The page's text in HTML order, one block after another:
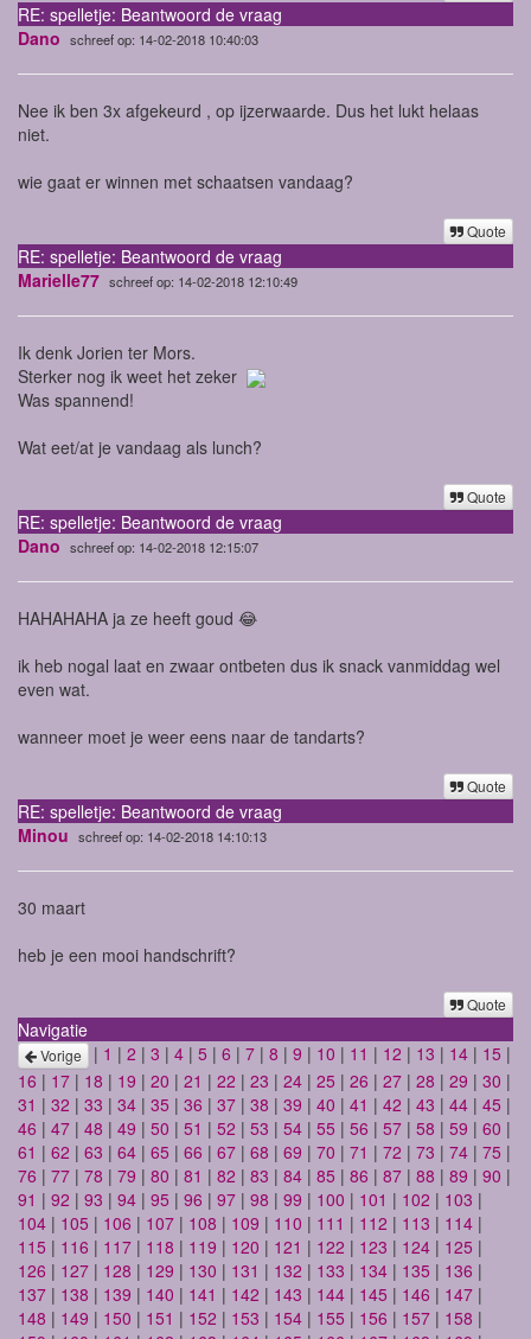
RE: spelletje: Beantwoord de vraag
Dano schreef op: 14-02-2018 10:40:03
Nee ik ben 3x afgekeurd , op ijzerwaarde. Dus het lukt helaas
niet.
wie gaat er winnen met schaatsen vandaag?
Quote
RE: spelletje: Beantwoord de vraag
Marielle77 schreef op: 14-02-2018 12:10:49
Ik denk Jorien ter Mors.
Sterker nog ik weet het zeker
Was spannend!
Wat eet/at je vandaag als lunch?
Quote
RE: spelletje: Beantwoord de vraag
Dano schreef op: 14-02-2018 12:15:07
HAHAHAHA ja ze heeft goud 😂
ik heb nogal laat en zwaar ontbeten dus ik snack vanmiddag wel
even wat.
wanneer moet je weer eens naar de tandarts?
Quote
RE: spelletje: Beantwoord de vraag
Minou schreef op: 14-02-2018 14:10:13
30 maart
heb je een mooi handschrift?
Quote
Navigatie
Vorige | 1 | 2 | 3 | 4 | 5 | 6 | 7 | 8 | 9 | 10 | 11 | 12 | 13 | 14 | 15 |
16 | 17 | 18 | 19 | 20 | 21 | 22 | 23 | 24 | 25 | 26 | 27 | 28 | 29 | 30 |
31 | 32 | 33 | 34 | 35 | 36 | 37 | 38 | 39 | 40 | 41 | 42 | 43 | 44 | 45 |
46 | 47 | 48 | 49 | 50 | 51 | 52 | 53 | 54 | 55 | 56 | 57 | 58 | 59 | 60 |
61 | 62 | 63 | 64 | 65 | 66 | 67 | 68 | 69 | 70 | 71 | 72 | 73 | 74 | 75 |
76 | 77 | 78 | 79 | 80 | 81 | 82 | 83 | 84 | 85 | 86 | 87 | 88 | 89 | 90 |
91 | 92 | 93 | 94 | 95 | 96 | 97 | 98 | 99 | 100 | 101 | 102 | 103 |
104 | 105 | 106 | 107 | 108 | 109 | 110 | 111 | 112 | 113 | 114 |
115 | 116 | 117 | 118 | 119 | 120 | 121 | 122 | 123 | 124 | 125 |
126 | 127 | 128 | 129 | 130 | 131 | 132 | 133 | 134 | 135 | 136 |
137 | 138 | 139 | 140 | 141 | 142 | 143 | 144 | 145 | 146 | 147 |
148 | 149 | 150 | 151 | 152 | 153 | 154 | 155 | 156 | 157 | 158 |